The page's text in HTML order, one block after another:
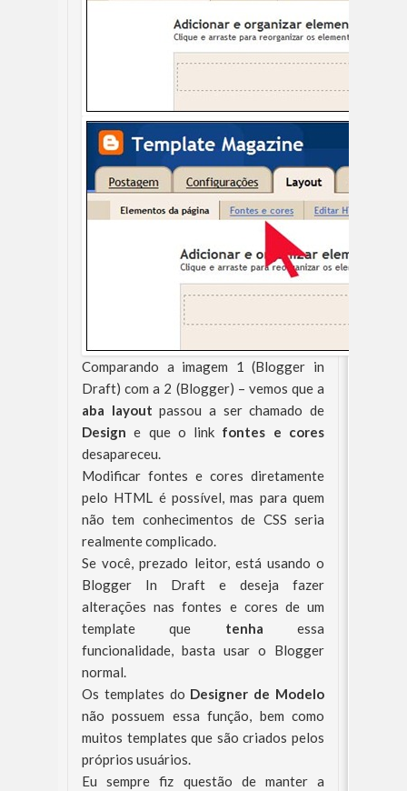
Comparando a imagem 1 (Blogger in
Draft) com a 2 (Blogger) – vemos que a
aba layout passou a ser chamado de
Design e que o link fontes e cores
desapareceu.
Modificar fontes e cores diretamente
pelo HTML é possível, mas para quem
não tem conhecimentos de CSS seria
realmente complicado.
Se você, prezado leitor, está usando o
Blogger In Draft e deseja fazer
alterações nas fontes e cores de um
template que tenha essa
funcionalidade, basta usar o Blogger
normal.
Os templates do Designer de Modelo
não possuem essa função, bem como
muitos templates que são criados pelos
próprios usuários.
Eu sempre fiz questão de manter a